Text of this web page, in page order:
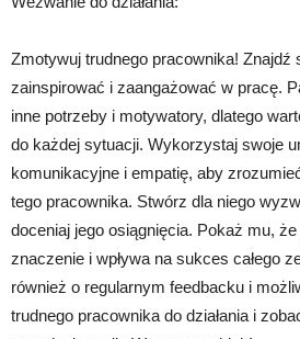
Zmotywuj trudnego pracownika! Znajdź
zainspirować i zaangażować w pracę.
inne potrzeby i motywatory, dlatego
do każdej sytuacji. Wykorzystaj swoje
komunikacyjne i empatię, aby
tego pracownika. Stwórz dla niego
doceniaj jego osiągnięcia. Pokaż mu,
znaczenie i wpływa na sukces całego
również o regularnym feedbacku i
trudnego pracownika do działania i